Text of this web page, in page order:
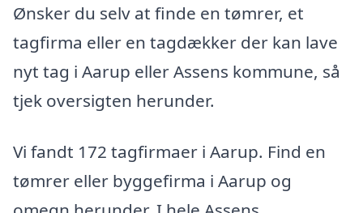
Ønsker du selv at finde en tømrer, et
tagfirma eller en tagdækker der kan lave
nyt tag i Aarup eller Assens kommune, så
tjek oversigten herunder.
Vi fandt 172 tagfirmaer i Aarup. Find en
tømrer eller byggefirma i Aarup og